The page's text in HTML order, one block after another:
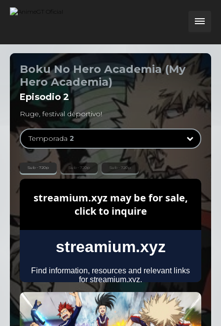
Boku No Hero Academia (My
Hero Academia)
Episodio 2
Ruge, festival deportivo!
Temporada 2
Temporada1
13 Episodios
Temporada 2
25 Episodios
Temporada4
25 Episodios
Temporada5
Sub - 720p Sub - 720p Sub - 720p